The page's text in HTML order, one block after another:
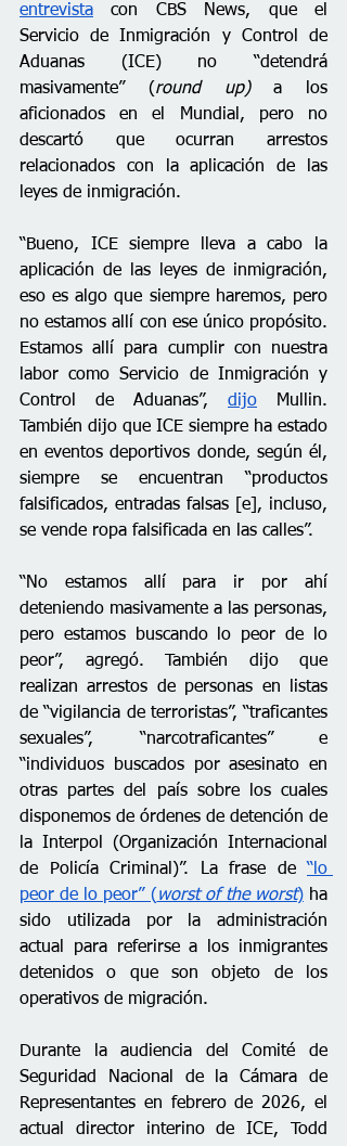
entrevista con CBS News, que el
Servicio de Inmigración y Control de
Aduanas (ICE) no “detendrá
masivamente” (round up) a los
aficionados en el Mundial, pero no
descartó que ocurran arrestos
relacionados con la aplicación de las
leyes de inmigración.
“Bueno, ICE siempre lleva a cabo la
aplicación de las leyes de inmigración,
eso es algo que siempre haremos, pero
no estamos allí con ese único propósito.
Estamos allí para cumplir con nuestra
labor como Servicio de Inmigración y
Control de Aduanas”, dijo Mullin.
También dijo que ICE siempre ha estado
en eventos deportivos donde, según él,
siempre se encuentran “productos
falsificados, entradas falsas [e], incluso,
se vende ropa falsificada en las calles”.
“No estamos allí para ir por ahí
deteniendo masivamente a las personas,
pero estamos buscando lo peor de lo
peor”, agregó. También dijo que
realizan arrestos de personas en listas
de “vigilancia de terroristas”, “traficantes
sexuales”, “narcotraficantes” e
“individuos buscados por asesinato en
otras partes del país sobre los cuales
disponemos de órdenes de detención de
la Interpol (Organización Internacional
de Policía Criminal)”. La frase de “lo
peor de lo peor” ( worst of the worst) ha
sido utilizada por la administración
actual para referirse a los inmigrantes
detenidos o que son objeto de los
operativos de migración.
Durante la audiencia del Comité de
Seguridad Nacional de la Cámara de
Representantes en febrero de 2026, el
actual director interino de ICE, Todd